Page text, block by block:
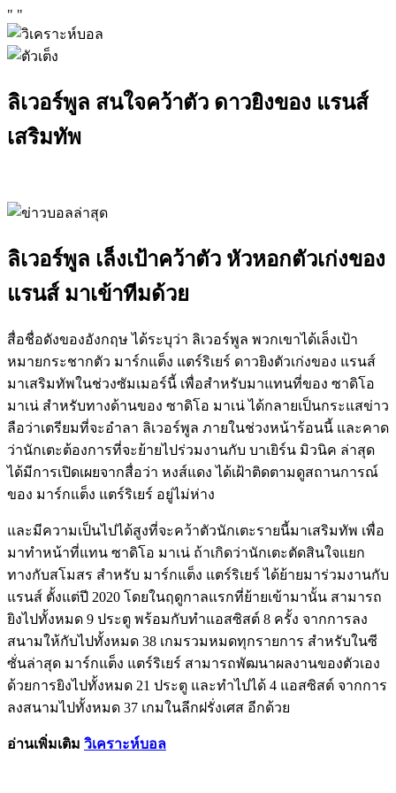
" "
ลิเวอร์พูล สนใจคว้าตัว ดาวยิงของ แรนส์
เสริมทัพ
ลิเวอร์พูล เล็งเป้าคว้าตัว หัวหอกตัวเก่งของ
แรนส์ มาเข้าทีมด้วย
สื่อชื่อดังของอังกฤษ ได้ระบุว่า ลิเวอร์พูล พวกเขาได้เล็งเป้า
หมายกระชากตัว มาร์กแต็ง แตร์ริเยร์ ดาวยิงตัวเก่งของ แรนส์
มาเสริมทัพในช่วงซัมเมอร์นี้ เพื่อสำหรับมาแทนที่ของ ซาดิโอ
มาเน่ สำหรับทางด้านของ ซาดิโอ มาเน่ ได้กลายเป็นกระแสข่าว
ลือว่าเตรียมที่จะอำลา ลิเวอร์พูล ภายในช่วงหน้าร้อนนี้ และคาด
ว่านักเตะต้องการที่จะย้ายไปร่วมงานกับ บาเยิร์น มิวนิค ล่าสุด
ได้มีการเปิดเผยจากสื่อว่า หงส์แดง ได้เฝ้าติดตามดูสถานการณ์
ของ มาร์กแต็ง แตร์ริเยร์ อยู่ไม่ห่าง
และมีความเป็นไปได้สูงที่จะคว้าตัวนักเตะรายนี้มาเสริมทัพ เพื่อ
มาทำหน้าที่แทน ซาดิโอ มาเน่ ถ้าเกิดว่านักเตะตัดสินใจแยก
ทางกับสโมสร สำหรับ มาร์กแต็ง แตร์ริเยร์ ได้ย้ายมาร่วมงานกับ
แรนส์ ตั้งแต่ปี 2020 โดยในฤดูกาลแรกที่ย้ายเข้ามานั้น สามารถ
ยิงไปทั้งหมด 9 ประตู พร้อมกับทำแอสซิสต์ 8 ครั้ง จากการลง
สนามให้กับไปทั้งหมด 38 เกมรวมหมดทุกรายการ สำหรับในซี
ซั่นล่าสุด มาร์กแต็ง แตร์ริเยร์ สามารถพัฒนาผลงานของตัวเอง
ด้วยการยิงไปทั้งหมด 21 ประตู และทำไปได้ 4 แอสซิสต์ จากการ
ลงสนามไปทั้งหมด 37 เกมในลีกฝรั่งเศส อีกด้วย
อ่านเพิ่มเติม วิเคราะห์บอล